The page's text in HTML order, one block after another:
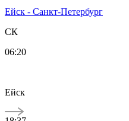
Ейск - Санкт-Петербург
СК
06:20
Ейск